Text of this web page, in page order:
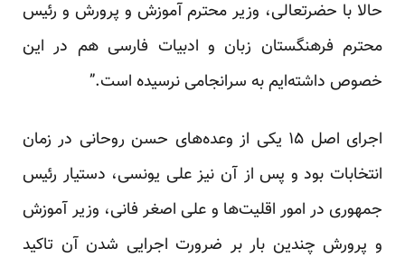
حالا با حضرتعالی، وزیر محترم آموزش و پرورش و رئیس
محترم فرهنگستان زبان و ادبیات فارسی هم در این
خصوص داشته‌ایم به سرانجامی نرسیده است.”
اجرای اصل ۱۵ یکی از وعده‌های حسن روحانی در زمان
انتخابات بود و پس از آن نیز علی یونسی، دستیار رئیس
جمهوری در امور اقلیت‌ها و علی اصغر فانی، وزیر آموزش
و پرورش چندین بار بر ضرورت اجرایی شدن آن تاکید